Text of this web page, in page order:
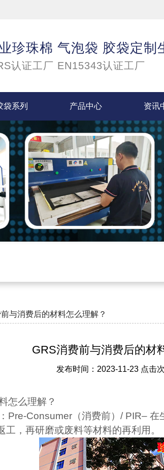
珍珠棉 气泡袋 胶袋定制
认证工厂 EN15343认证工厂
袋系列 产品中心 资讯
与消费后的材料怎么理解？
GRS消费前与消费后的材
发布时间：2023-11-23 点击
怎么理解？
Pre-Consumer （消费前） / PIR– 在
，再研磨或废料等材料的再利用。